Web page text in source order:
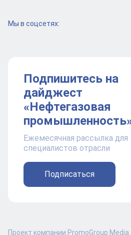
Мы в соцсетях:
Подпишитесь на
дайджест
«Нефтегазовая
Ежемесячная рассылка для
специалистов отрасли
Подписаться
Проект компании PromoGroup Media.